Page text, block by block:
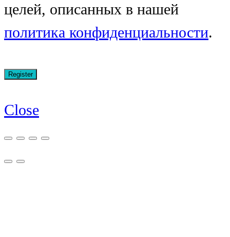
целей, описанных в нашей
политика конфиденциальности.
Close